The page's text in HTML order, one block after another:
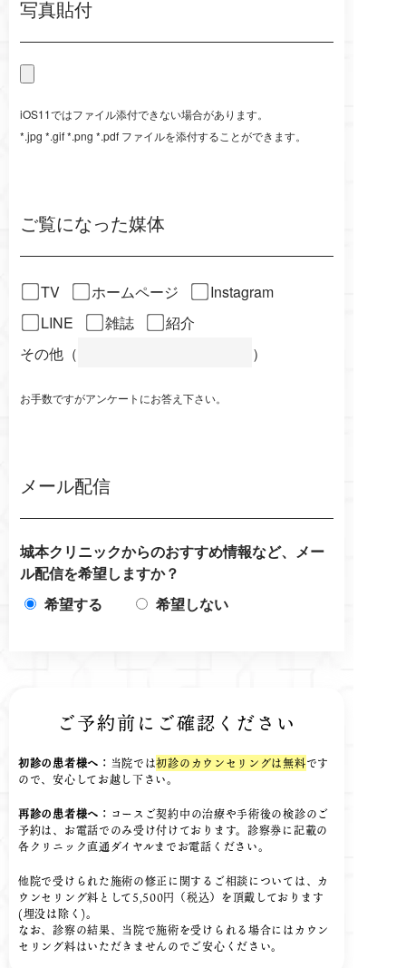
写真貼付
iOS11ではファイル添付できない場合があります。
*.jpg *.gif *.png *.pdf ファイルを添付することができます。
ご覧になった媒体
TV ホームページ
Instagram
LINE
雑誌
紹介
その他（
）
お手数ですがアンケートにお答え下さい。
メール配信
城本クリニックからのおすすめ情報など、メー
ル配信を希望しますか？
希望する
希望しない
ご予約前にご確認ください
初診の患者様へ： 当院では初診のカウンセリングは無料です
ので、安心してお越し下さい。
再診の患者様へ： コースご契約中の治療や手術後の検診のご
予約は、お電話でのみ受け付けております。診察券に記載の
各クリニック直通ダイヤルまでお電話ください。
他院で受けられた施術の修正に関するご相談については、カ
ウンセリング料として5,500円（税込）を頂戴しております
(埋没は除く)。
なお、診察の結果、当院で施術を受けられる場合にはカウン
セリング料はいただきませんのでご安心ください。